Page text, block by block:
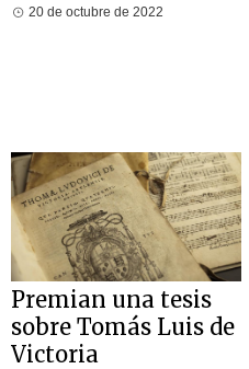
20 de octubre de 2022
Premian una tesis
sobre Tomás Luis de
Victoria